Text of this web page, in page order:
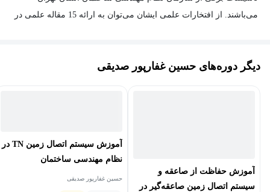
می‌باشند. از افتخارات علمی ایشان می‌توان به ارائه 15 مقاله علمی در
به 18 سال تدریس در دانشگاه را در کارنامه خود دارند. ایشان همچنین
دیگر دوره‌های حسین غفارپور صدیقی
آموزش حفاظت از صاعقه و
سیستم اتصال زمین صاعقه‌گیر در
آموزش سیستم اتصال زمین TN در
نظام مهندسی ساختمان
حسین غفارپور صدیقی